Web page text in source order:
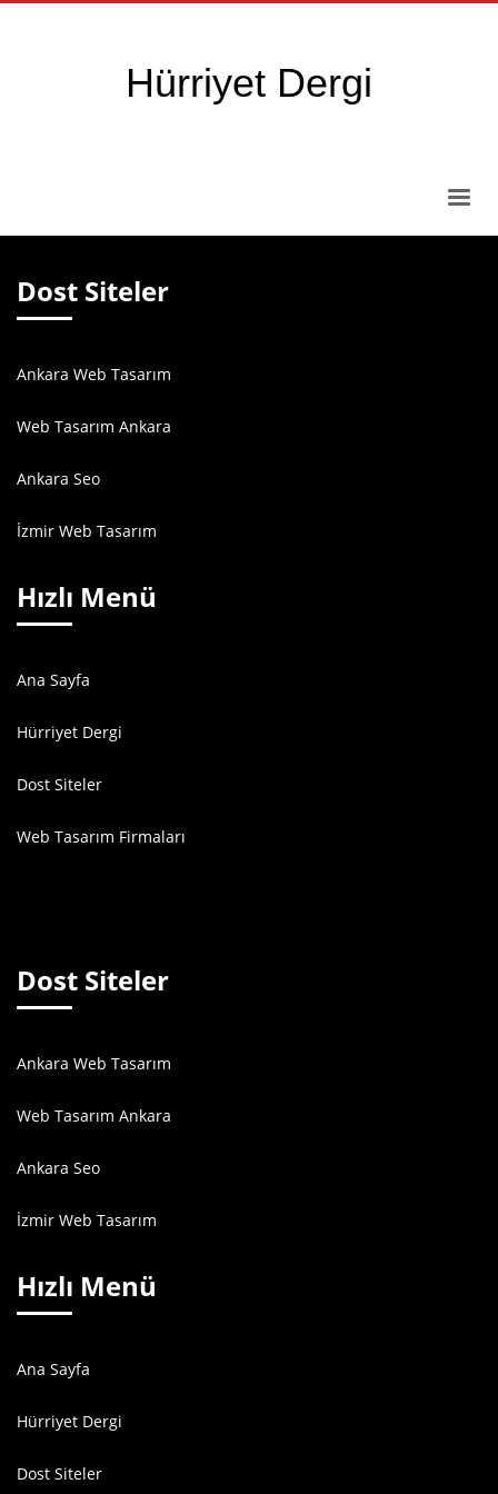
Hürriyet Dergi
Dost Siteler
Ankara Web Tasarım
Web Tasarım Ankara
Ankara Seo
İzmir Web Tasarım
Hızlı Menü
Ana Sayfa
Hürriyet Dergi
Dost Siteler
Web Tasarım Firmaları
Dost Siteler
Ankara Web Tasarım
Web Tasarım Ankara
Ankara Seo
İzmir Web Tasarım
Hızlı Menü
Ana Sayfa
Hürriyet Dergi
Dost Siteler